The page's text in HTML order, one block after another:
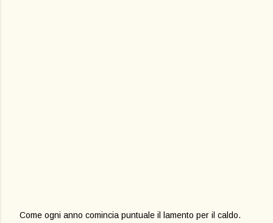
Come ogni anno comincia puntuale il lamento per il caldo.